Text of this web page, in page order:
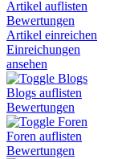
Artikel auflisten
Bewertungen
Artikel einreichen
Einreichungen
ansehen
Blogs
Blogs auflisten
Bewertungen
Foren
Foren auflisten
Bewertungen